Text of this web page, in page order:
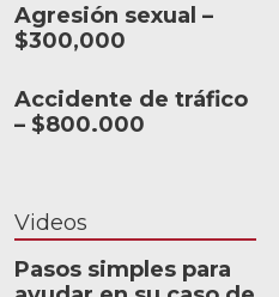
Agresión sexual –
$300,000
Accidente de tráfico
– $800.000
Videos
Pasos simples para